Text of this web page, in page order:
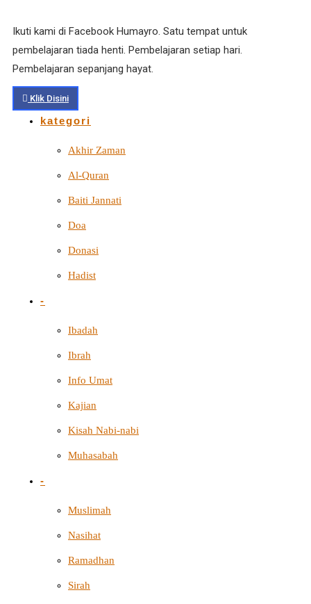
Ikuti kami di Facebook Humayro. Satu tempat untuk
pembelajaran tiada henti. Pembelajaran setiap hari.
Pembelajaran sepanjang hayat.
Klik Disini
kategori
Akhir Zaman
Al-Quran
Baiti Jannati
Doa
Donasi
Hadist
-
Ibadah
Ibrah
Info Umat
Kajian
Kisah Nabi-nabi
Muhasabah
-
Muslimah
Nasihat
Ramadhan
Sirah